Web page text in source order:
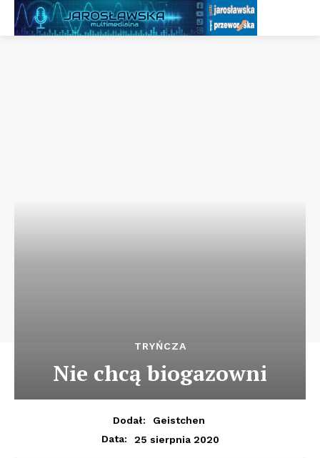
TRYŃCZA
Nie chcą biogazowni
Dodał:
Geistchen
Data:
25 sierpnia 2020